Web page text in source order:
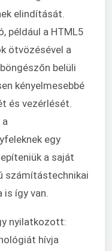
elindítását.
például a HTML5
ötvözésével a
belüli
kényelmesebbé
és vezérlését.
egy
a saját
számítástechnikai
így van.
nyilatkozott:
hívja